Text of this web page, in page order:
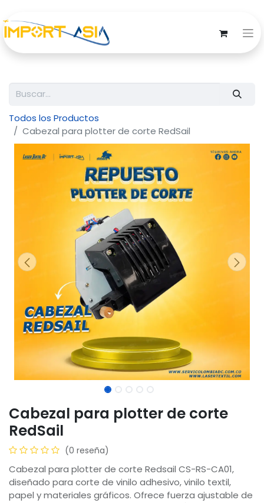
Todos los Productos
Cabezal para plotter de corte RedSail
Cabezal para plotter de corte
RedSail
(0 reseña)
Cabezal para plotter de corte Redsail CS-RS-CA01,
diseñado para corte de vinilo adhesivo, vinilo textil,
papel y materiales gráficos. Ofrece fuerza ajustable de